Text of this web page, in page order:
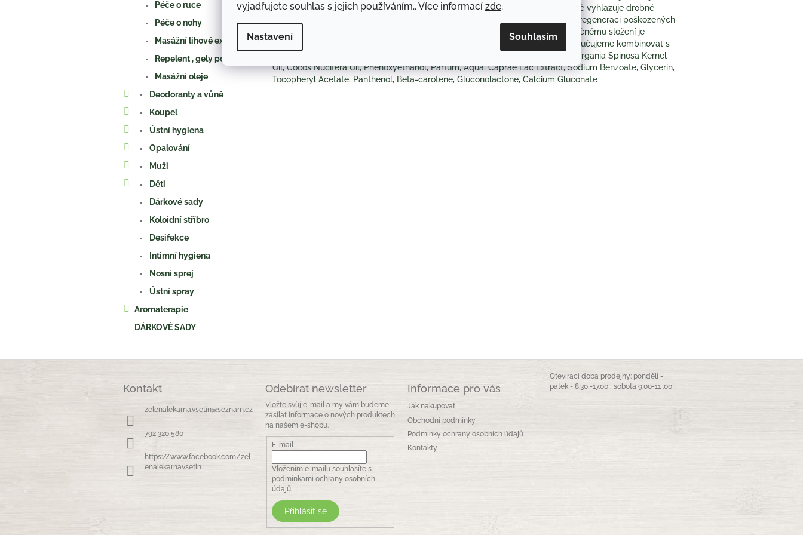
vyjadřujete souhlas s jejich používáním.. Více informací zde.
Nastavení Souhlasím
Péče o ruce
Péče o nohy
Masážní lihové extrakty
Repelent , gely po štípnutí
Masážní oleje
Deodoranty a vůně
Koupel
Ústní hygiena
Opalování
Muži
Děti
Dárkové sady
Koloidní stříbro
Desifekce
Intimní hygiena
Nosní sprej
Ústní spray
Aromaterapie
DÁRKOVÉ SADY
olejů na světě. Přirozeně chrání pokožku, navrací ji pružnost a jemnost. Znatelně vyhlazuje drobné
vrásky, má skvělé hydratační, vyživující a regenerační účinky. Lze jej použít i k regeneraci poškozených
vlasů a nehtů. Je vhodný pro všechny typy pokožky a pleti. Díky svému jedinečnému složení je
považován za přírodní elixír krásy a mládí. Náš tip: Pro maximální účinek doporučujeme kombinovat s
dalšími výrobky řady BODY TIP s bio arganovým olejem. Složení: Petrolatum, Argania Spinosa Kernel
Oil, Cocos Nucifera Oil, Phenoxyethanol, Parfum, Aqua, Caprae Lac Extract, Sodium Benzoate, Glycerin,
Tocopheryl Acetate, Panthenol, Beta-carotene, Gluconolactone, Calcium Gluconate
Kontakt
zelenalekarna.vsetin@seznam.cz
792 320 580
https://www.facebook.com/zel
enalekarnavsetin
Odebírat newsletter
Vložte svůj e-mail a my vám budeme
zasílat informace o nových produktech
na našem e-shopu.
E-mail
Vložením e-mailu souhlasíte s
podmínkami ochrany osobních
údajů
Přihlásit se
Informace pro vás
Jak nakupovat
Obchodní podmínky
Podmínky ochrany osobních údajů
Kontakty
Otevírací doba prodejny: pondělí -
pátek - 8.30 -17.00 , sobota 9.00-11 .00